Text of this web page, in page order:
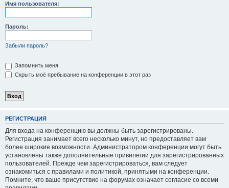
Имя пользователя:
Пароль:
Забыли пароль?
Запомнить меня
Скрыть моё пребывание на конференции в этот раз
РЕГИСТРАЦИЯ
Для входа на конференцию вы должны быть зарегистрированы.
Регистрация занимает всего несколько минут, но предоставляет вам
более широкие возможности. Администратором конференции могут быть
установлены также дополнительные привилегии для зарегистрированных
пользователей. Прежде чем зарегистрироваться, вам следует
ознакомиться с правилами и политикой, принятыми на конференции.
Помните, что ваше присутствие на форумах означает согласие со всеми